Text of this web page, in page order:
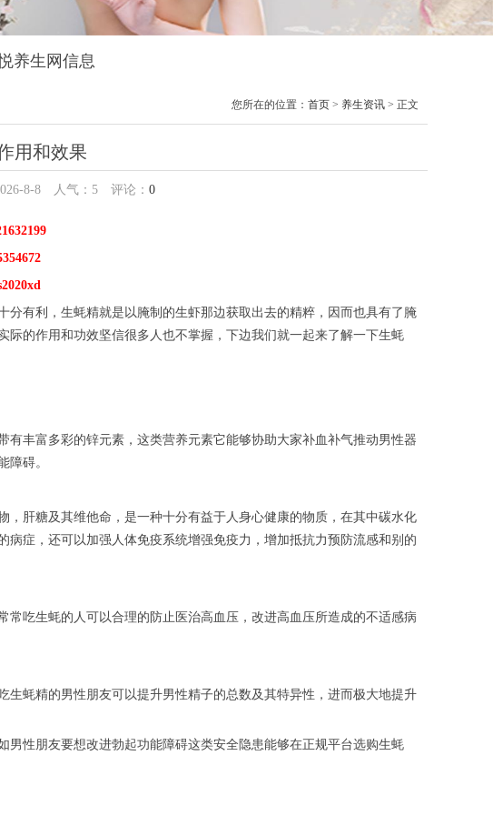
养生网信息
您所在的位置： 首页 > 养生资讯 > 正文
用和效果
8-8 人气： 5评论： 0
有利，生蚝精就是以腌制的生虾那边获取出去的精粹，因而也具有了腌
的作用和功效坚信很多人也不掌握，下边我们就一起来了解一下生蚝
丰富多彩的锌元素，这类营养元素它能够协助大家补血补气推动男性器
障碍。
肝糖及其维他命，是一种十分有益于人身心健康的物质，在其中碳水化
症，还可以加强人体免疫系统增强免疫力，增加抵抗力预防流感和别的
吃生蚝的人可以合理的防止医治高血压，改进高血压所造成的不适感病
蚝精的男性朋友可以提升男性精子的总数及其特异性，进而极大地提升
性朋友要想改进勃起功能障碍这类安全隐患能够在正规平台选购生蚝